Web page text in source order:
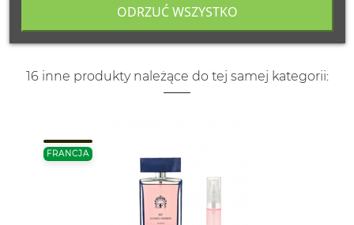
16 inne produkty należące do tej samej kategorii:
FRANCJA
ODRZUĆ WSZYSTKO